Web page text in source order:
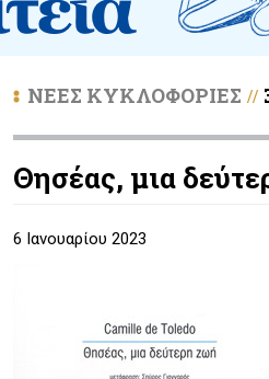
ΝΕΕΣ ΚΥΚΛΟΦΟΡΙΕΣ //
Θησέας, μια
6 Ιανουαρίου 2023